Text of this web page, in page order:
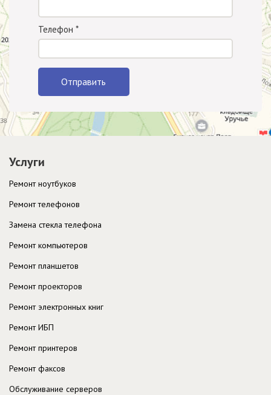
Телефон *
Отправить
Услуги
Ремонт ноутбуков
Ремонт телефонов
Замена стекла телефона
Ремонт компьютеров
Ремонт планшетов
Ремонт проекторов
Ремонт электронных книг
Ремонт ИБП
Ремонт принтеров
Ремонт факсов
Обслуживание серверов